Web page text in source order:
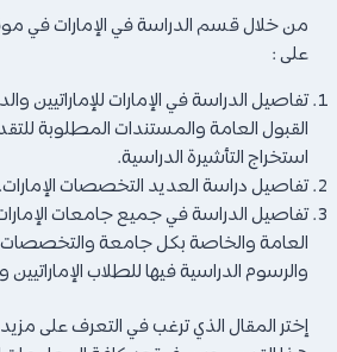
من خلال قسم الدراسة في الإمارات في
على :
تفاصيل الدراسة في الإمارات للإماراتيين
القبول العامة والمستندات المطلوبة
استخراج التأشيرة الدراسية.
تفاصيل دراسة العديد التخصصات الإمارات.
تفاصيل الدراسة في جميع جامعات
العامة والخاصة بكل جامعة والتخصصات
والرسوم الدراسية فيها للطلاب الإماراتيين
إختر المقال الذي ترغب في التعرف على